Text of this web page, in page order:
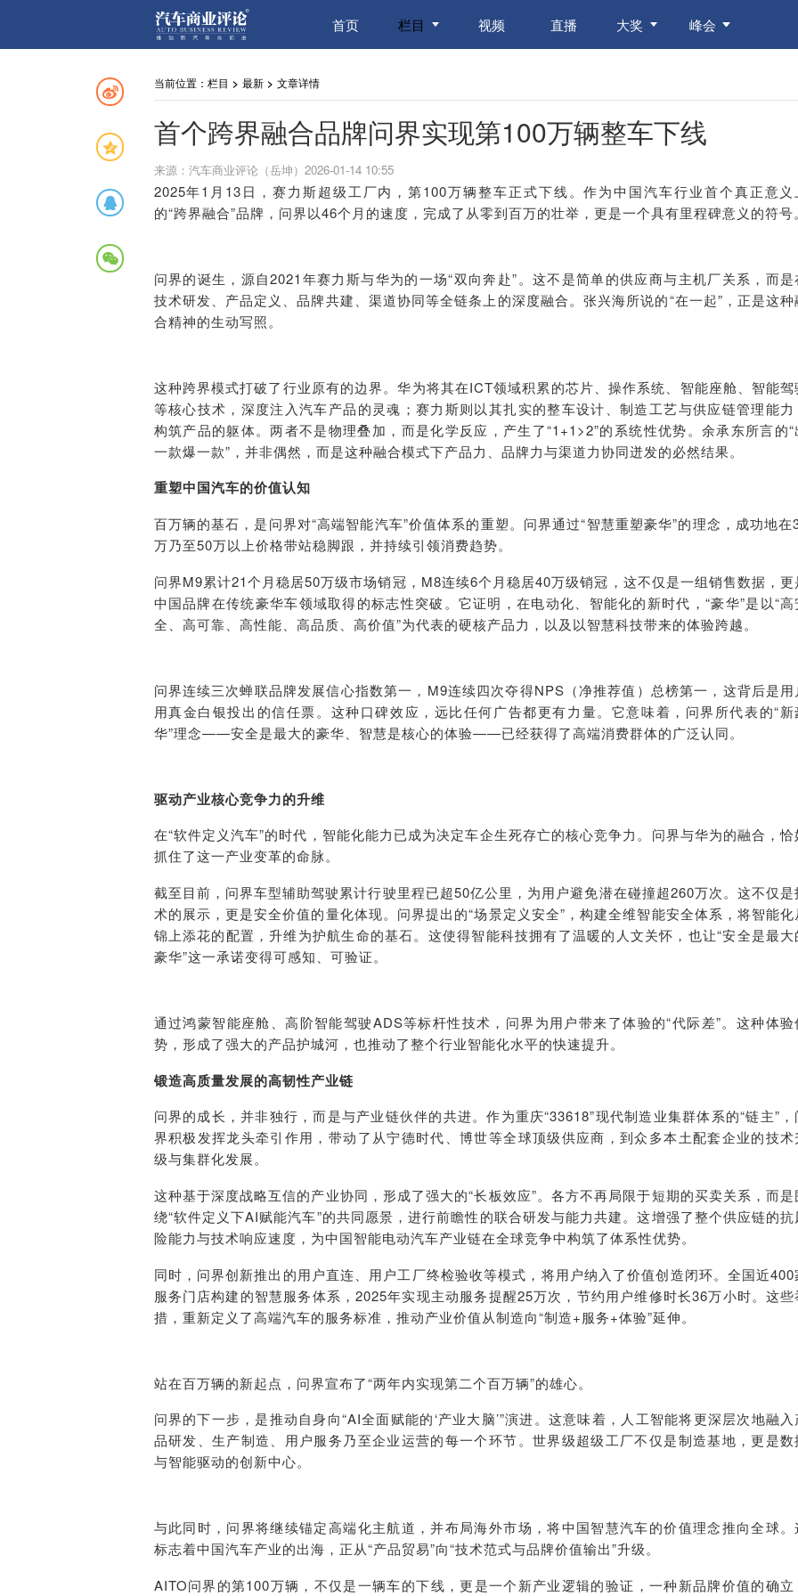
首页 栏目 视频 直播 大奖 峰会
当前位置： 栏目 > 最新 > 文章详情
首个跨界融合品牌问界实现第100万辆整车下线
来源：汽车商业评论（岳坤）2026-01-14 10:55
2025年1月13日，赛力斯超级工厂内，第100万辆整车正式下线。作为中国汽车行业首个真正意义
的“跨界融合”品牌，问界以46个月的速度，完成了从零到百万的壮举，更是一个具有里程碑意义的符号。
问界的诞生，源自2021年赛力斯与华为的一场“双向奔赴”。这不是简单的供应商与主机厂关系，而是
技术研发、产品定义、品牌共建、渠道协同等全链条上的深度融合。张兴海所说的“在一起”，正是这种
合精神的生动写照。
这种跨界模式打破了行业原有的边界。华为将其在ICT领域积累的芯片、操作系统、智能座舱、智能驾
等核心技术，深度注入汽车产品的灵魂；赛力斯则以其扎实的整车设计、制造工艺与供应链管理能力
构筑产品的躯体。两者不是物理叠加，而是化学反应，产生了“1+1>2”的系统性优势。余承东所言的“
一款爆一款”，并非偶然，而是这种融合模式下产品力、品牌力与渠道力协同迸发的必然结果。
重塑中国汽车的价值认知
百万辆的基石，是问界对“高端智能汽车”价值体系的重塑。问界通过“智慧重塑豪华”的理念，成功地在
万乃至50万以上价格带站稳脚跟，并持续引领消费趋势。
问界M9累计21个月稳居50万级市场销冠，M8连续6个月稳居40万级销冠，这不仅是一组销售数据，更
中国品牌在传统豪华车领域取得的标志性突破。它证明，在电动化、智能化的新时代，“豪华”是以“高
全、高可靠、高性能、高品质、高价值”为代表的硬核产品力，以及以智慧科技带来的体验跨越。
问界连续三次蝉联品牌发展信心指数第一，M9连续四次夺得NPS（净推荐值）总榜第一，这背后是用
用真金白银投出的信任票。这种口碑效应，远比任何广告都更有力量。它意味着，问界所代表的“新
华”理念——安全是最大的豪华、智慧是核心的体验——已经获得了高端消费群体的广泛认同。
驱动产业核心竞争力的升维
在“软件定义汽车”的时代，智能化能力已成为决定车企生死存亡的核心竞争力。问界与华为的融合，恰
抓住了这一产业变革的命脉。
截至目前，问界车型辅助驾驶累计行驶里程已超50亿公里，为用户避免潜在碰撞超260万次。这不仅是
术的展示，更是安全价值的量化体现。问界提出的“场景定义安全”，构建全维智能安全体系，将智能化
锦上添花的配置，升维为护航生命的基石。这使得智能科技拥有了温暖的人文关怀，也让“安全是最大
豪华”这一承诺变得可感知、可验证。
通过鸿蒙智能座舱、高阶智能驾驶ADS等标杆性技术，问界为用户带来了体验的“代际差”。这种体验
势，形成了强大的产品护城河，也推动了整个行业智能化水平的快速提升。
锻造高质量发展的高韧性产业链
问界的成长，并非独行，而是与产业链伙伴的共进。作为重庆“33618”现代制造业集群体系的“链主”，
界积极发挥龙头牵引作用，带动了从宁德时代、博世等全球顶级供应商，到众多本土配套企业的技术
级与集群化发展。
这种基于深度战略互信的产业协同，形成了强大的“长板效应”。各方不再局限于短期的买卖关系，而是
绕“软件定义下AI赋能汽车”的共同愿景，进行前瞻性的联合研发与能力共建。这增强了整个供应链的抗
险能力与技术响应速度，为中国智能电动汽车产业链在全球竞争中构筑了体系性优势。
同时，问界创新推出的用户直连、用户工厂终检验收等模式，将用户纳入了价值创造闭环。全国近400
服务门店构建的智慧服务体系，2025年实现主动服务提醒25万次，节约用户维修时长36万小时。这些
措，重新定义了高端汽车的服务标准，推动产业价值从制造向“制造+服务+体验”延伸。
站在百万辆的新起点，问界宣布了“两年内实现第二个百万辆”的雄心。
问界的下一步，是推动自身向“AI全面赋能的‘产业大脑’”演进。这意味着，人工智能将更深层次地融入
品研发、生产制造、用户服务乃至企业运营的每一个环节。世界级超级工厂不仅是制造基地，更是数
与智能驱动的创新中心。
与此同时，问界将继续锚定高端化主航道，并布局海外市场，将中国智慧汽车的价值理念推向全球。
标志着中国汽车产业的出海，正从“产品贸易”向“技术范式与品牌价值输出”升级。
AITO问界的第100万辆，不仅是一辆车的下线，更是一个新产业逻辑的验证，一种新品牌价值的确立